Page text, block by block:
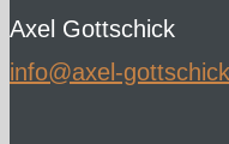
Axel Gottschick
ed.kcihcsttog-